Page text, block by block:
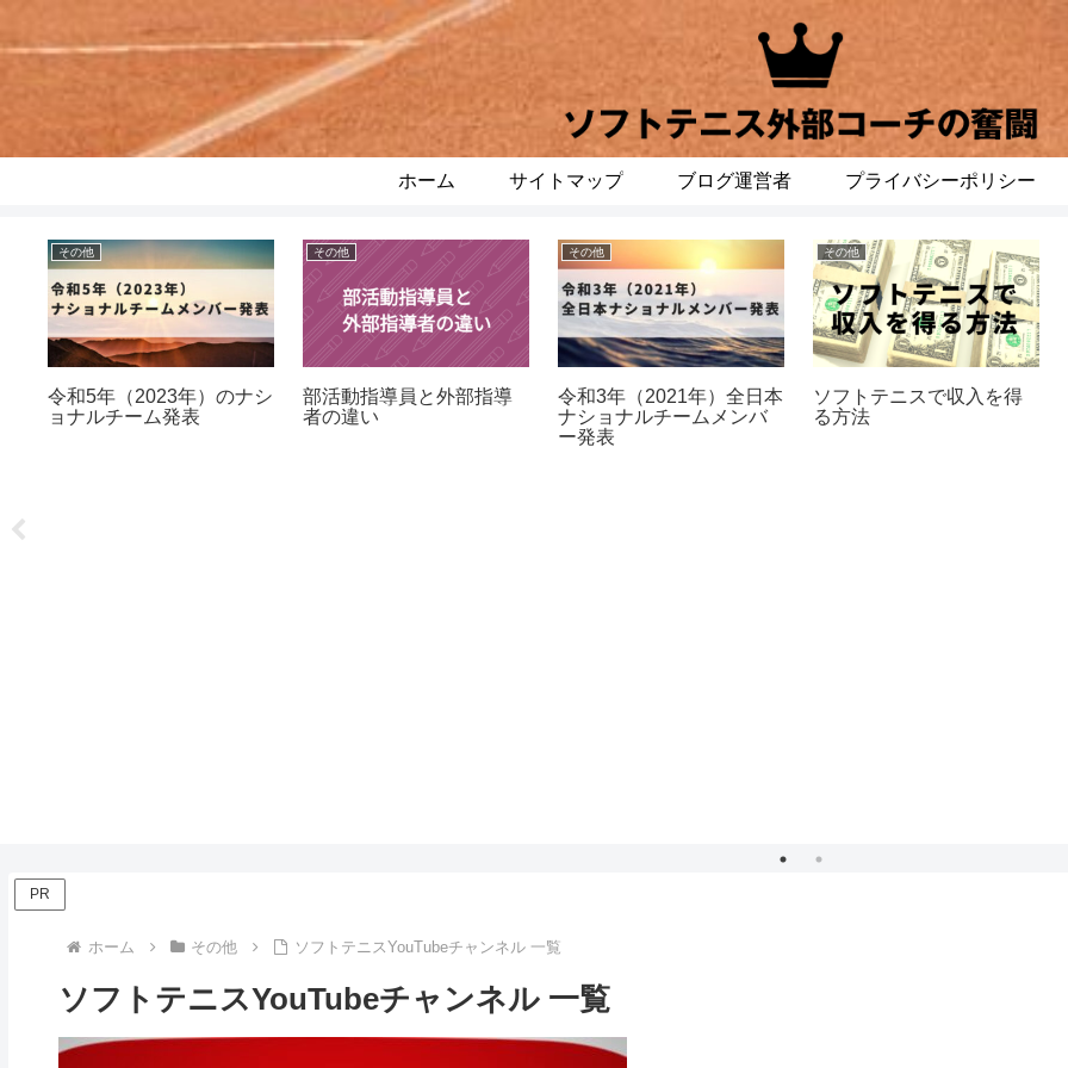
ホーム サイトマップ ブログ運営者 プライバシーポリシー
その他
令和5年（2023年）のナシ
ョナルチーム発表
その他
部活動指導員と外部指導
者の違い
その他
令和3年（2021年）全日本
ナショナルチームメンバ
ー発表
その他
ソフトテニスで収入を得
る方法
PR
ホーム その他 ソフトテニスYouTubeチャンネル 一覧
ソフトテニスYouTubeチャンネル 一覧